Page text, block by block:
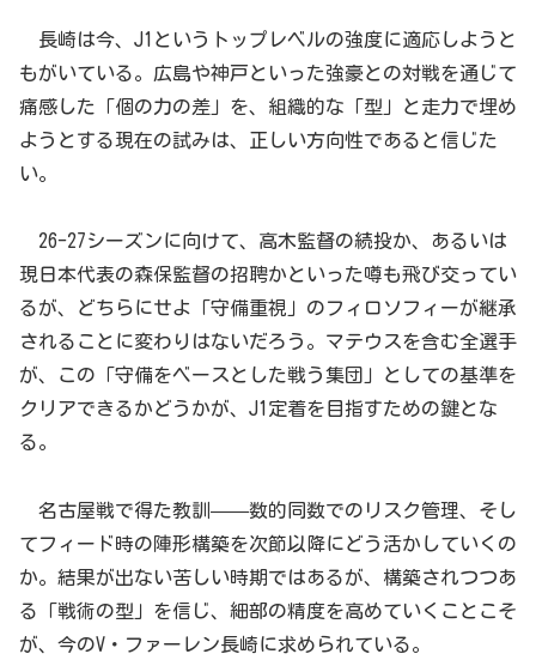
長崎は今、J1というトップレベルの強度に適応しようと
もがいている。広島や神戸といった強豪との対戦を通じて
痛感した「個の力の差」を、組織的な「型」と走力で埋め
ようとする現在の試みは、正しい方向性であると信じた
い。
26-27シーズンに向けて、高木監督の続投か、あるいは
現日本代表の森保監督の招聘かといった噂も飛び交ってい
るが、どちらにせよ「守備重視」のフィロソフィーが継承
されることに変わりはないだろう。マテウスを含む全選手
が、この「守備をベースとした戦う集団」としての基準を
クリアできるかどうかが、J1定着を目指すための鍵とな
る。
名古屋戦で得た教訓——数的同数でのリスク管理、そし
てフィード時の陣形構築を次節以降にどう活かしていくの
か。結果が出ない苦しい時期ではあるが、構築されつつあ
る「戦術の型」を信じ、細部の精度を高めていくことこそ
が、今のV・ファーレン長崎に求められている。